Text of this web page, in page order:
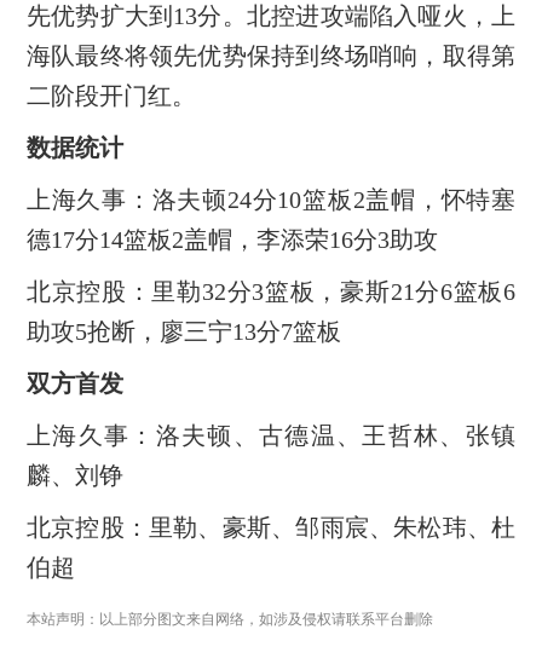
先优势扩大到13分。北控进攻端陷入哑火，上
海队最终将领先优势保持到终场哨响，取得第
二阶段开门红。
数据统计
上海久事：洛夫顿24分10篮板2盖帽，怀特塞
德17分14篮板2盖帽，李添荣16分3助攻
北京控股：里勒32分3篮板，豪斯21分6篮板6
助攻5抢断，廖三宁13分7篮板
双方首发
上海久事：洛夫顿、古德温、王哲林、张镇
麟、刘铮
北京控股：里勒、豪斯、邹雨宸、朱松玮、杜
伯超
本站声明：以上部分图文来自网络，如涉及侵权请联系平台删除